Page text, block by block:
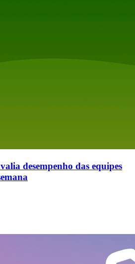
desempenho das equipes